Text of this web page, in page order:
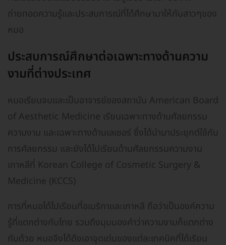
ถ่ายทอดความรู้และประสบการณ์ที่ได้ศึกษามาให้กับสาวๆของ
หมอ
ประสบการณ์ศึกษาต่อเฉพาะทางด้านความ
งามที่ต่างประเทศ
หมอเรียนจบและเป็นอาจารย์ของสถาบัน American Board
of Aesthetic Medicine เรียนเฉพาะทางด้านศัลยกรรม
ความงาม และเฉพาะทางด้านเลเซอร์ ซึ่งได้นำมาประยุกต์ใช้กับ
การศัลยกรรม และยังได้ไปเรียนด้านศัลยกรรมความงาม
เกาหลีที่ Korean College of Cosmetic Surgery &
Medicine (KCCS)
การที่หมอได้ไปเรียนที่อเมริกาและเกาหลี ถือว่าเป็นองค์ความ
รู้ที่แตกต่างกับไทย รวมถึงมุมมองคำว่าความงามก็แตกต่าง
กันด้วย หมอจึงได้ดึงเอาจุดเด่นของแต่ละเทคนิคที่ได้เรียน